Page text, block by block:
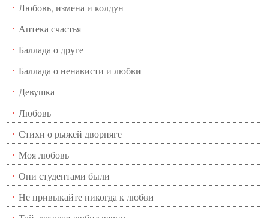
Любовь, измена и колдун
Аптека счастья
Баллада о друге
Баллада о ненависти и любви
Девушка
Любовь
Стихи о рыжей дворняге
Моя любовь
Они студентами были
Не привыкайте никогда к любви